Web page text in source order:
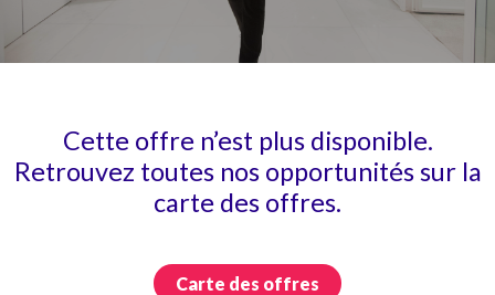
Cette offre n’est plus disponible.
Retrouvez toutes nos opportunités sur la
carte des offres.
Carte des offres